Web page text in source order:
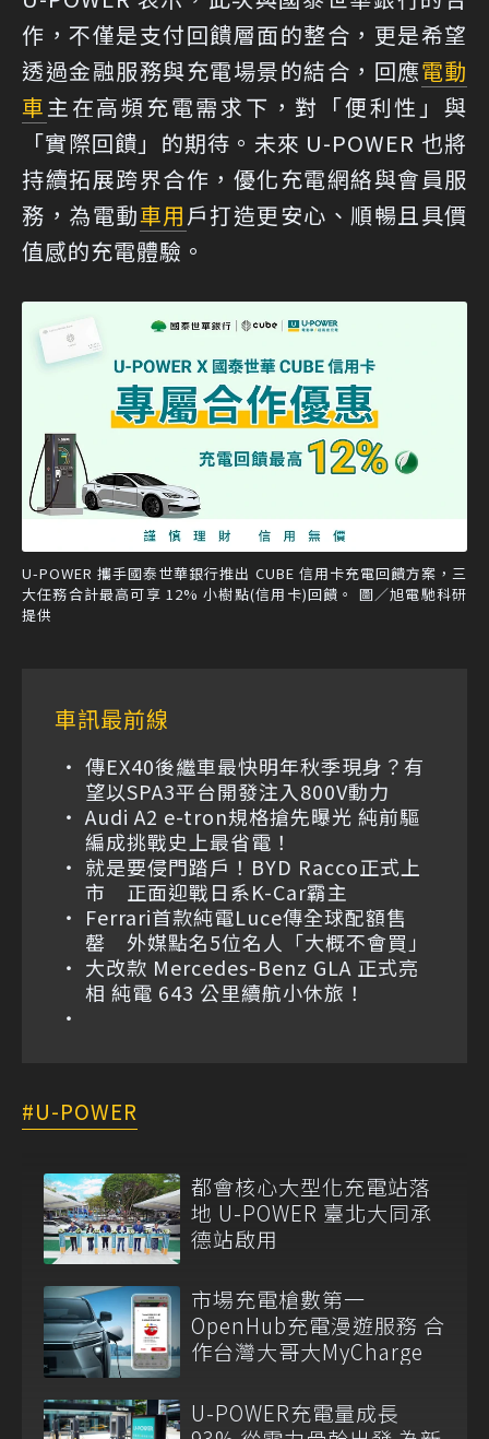
作，不僅是支付回饋層面的整合，更是希望
透過金融服務與充電場景的結合，回應電動
車主在高頻充電需求下，對「便利性」與
「實際回饋」的期待。未來 U-POWER 也將
持續拓展跨界合作，優化充電網絡與會員服
務，為電動車用 戶打造更安心、順暢且具價
值感的充電體驗。
U-POWER 攜手國泰世華銀行推出 CUBE 信用卡充電回饋方案，三
大任務合計最高可享 12% 小樹點(信用卡)回饋。 圖／旭電馳科研
提供
車訊最前線
傳EX40後繼車最快明年秋季現身？有
望以SPA3平台開發注入800V動力
Audi A2 e-tron規格搶先曝光 純前驅
編成挑戰史上最省電！
就是要侵門踏戶！BYD Racco正式上
市 正面迎戰日系K-Car霸主
Ferrari首款純電Luce傳全球配額售
罄 外媒點名5位名人「大概不會買」
大改款 Mercedes-Benz GLA 正式亮
相 純電 643 公里續航小休旅！
U-POWER
都會核心大型化充電站落
地 U-POWER 臺北大同承
德站啟用
市場充電槍數第一
OpenHub充電漫遊服務 合
作台灣大哥大MyCharge
U-POWER充電量成長